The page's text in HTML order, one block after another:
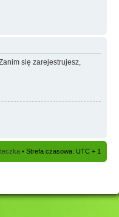
się zarejestrujesz,
• Strefa czasowa: UTC + 1